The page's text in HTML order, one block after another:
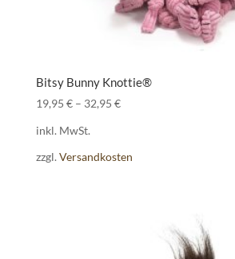
Bitsy Bunny Knottie®
19,95 €– 32,95 €
inkl. MwSt.
zzgl. Versandkosten